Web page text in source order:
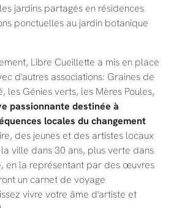
jardins partagés en résidences
ponctuelles au jardin botanique
Libre Cueillette a mis en place
d'autres associations: Graines de
les Génies verts, les Mères Poules,
passionnante destinée à
locales du changement
des jeunes et des artistes locaux
ville dans 30 ans, plus verte dans
en la représentant par des œuvres
un carnet de voyage
vivre votre âme d'artiste et